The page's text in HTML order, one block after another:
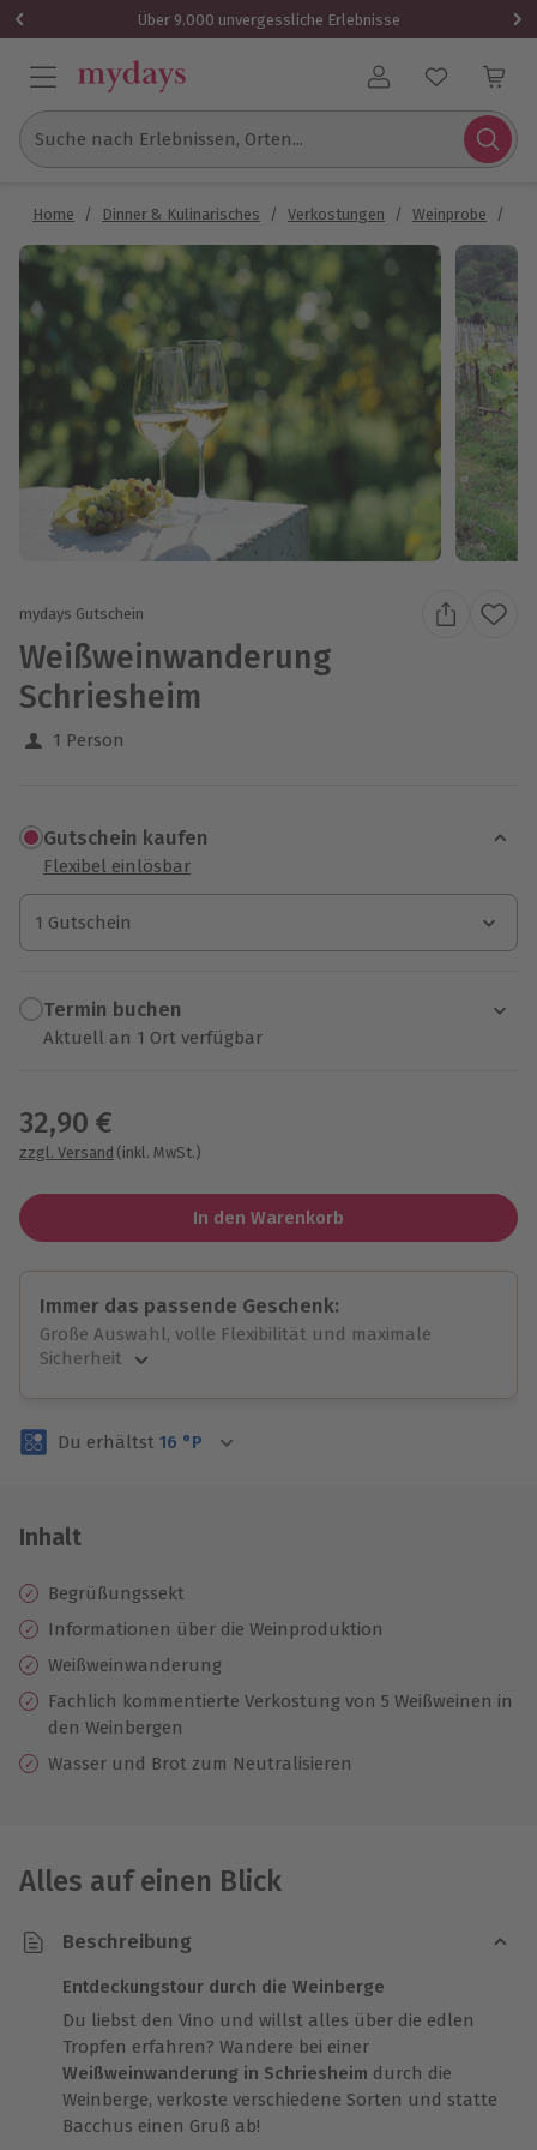
Über 9.000 unvergessliche Erlebnisse
Benutzerkonto
Suche nach Erlebnissen, Orten...
Home / Dinner & Kulinarisches / Verkostungen / Weinprobe /
mydays Gutschein
Weißweinwanderung
Schriesheim
1 Person
Gutschein kaufen
Flexibel einlösbar
1 Gutschein
1 Gutschein
1 Gutschein
Termin buchen
Aktuell an 1 Ort verfügbar
32,90 €
zzgl. Versand (inkl. MwSt.)
In den Warenkorb
Immer das passende Geschenk:
Große Auswahl, volle Flexibilität und maximale
Sicherheit
Volle Flexibilität
3 Jahre gültig & verlängerbar.
Du erhältst 16 °P
Inhalt
Begrüßungssekt
Informationen über die Weinproduktion
Weißweinwanderung
Fachlich kommentierte Verkostung von 5 Weißweinen in
den Weinbergen
Wasser und Brot zum Neutralisieren
Alles auf einen Blick
Beschreibung
Entdeckungstour durch die Weinberge
Du liebst den Vino und willst alles über die edlen
Tropfen erfahren? Wandere bei einer
Weißweinwanderung in Schriesheim durch die
Weinberge, verkoste verschiedene Sorten und statte
Bacchus einen Gruß ab!